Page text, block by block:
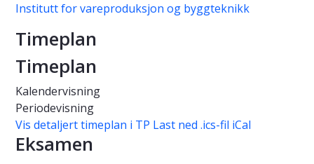
Institutt for vareproduksjon og byggteknikk
Timeplan
Timeplan
Kalendervisning
Periodevisning
Vis detaljert timeplan i TP Last ned .ics-fil iCal
Eksamen